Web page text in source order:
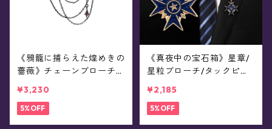
《鴉籠に捕らえた煌めきの
薔薇》チェーンブローチ/
¥3,230
5%OFF
《真夜中の宝石箱》星章/
星粒ブローチ/タックピン
¥2,185
5%OFF